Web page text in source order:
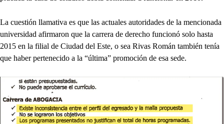
La cuestión llamativa es que las actuales autoridades de la mencionada
universidad afirmaron que la carrera de derecho funcionó solo hasta
2015 en la filial de Ciudad del Este, o sea Rivas Román también tenía
que haber pertenecido a la “última” promoción de esa sede.